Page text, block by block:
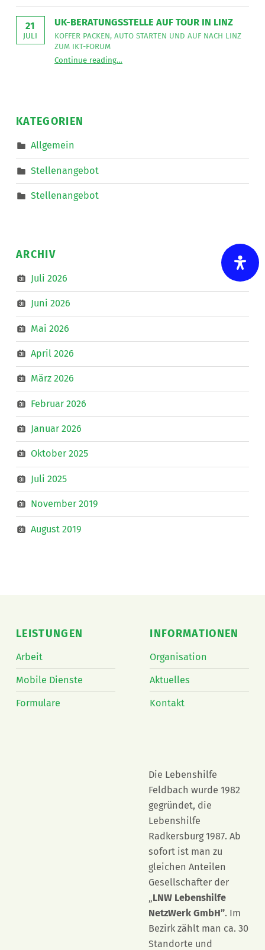
und
in
Straden
”
21
JULI
UK-BERATUNGSSTELLE AUF TOUR IN LINZ
KOFFER PACKEN, AUTO STARTEN UND AUF NACH LINZ
ZUM IKT-FORUM
Continue readingUK-Beratungsstelle auf Tour in Linz
Koffer
…
KATEGORIEN
Allgemein
Stellenangebot
Stellenangebot
ARCHIV
Juli 2026
Juni 2026
Mai 2026
April 2026
März 2026
Februar 2026
Januar 2026
Oktober 2025
Juli 2025
November 2019
August 2019
LEISTUNGEN
Arbeit
Mobile Dienste
Formulare
INFORMATIONEN
Organisation
Aktuelles
Kontakt
Die Lebenshilfe
Feldbach wurde 1982
gegründet, die
Lebenshilfe
Radkersburg 1987. Ab
sofort ist man zu
gleichen Anteilen
Gesellschafter der
„LNW Lebenshilfe
NetzWerk GmbH”. Im
Bezirk zählt man ca. 30
Standorte und